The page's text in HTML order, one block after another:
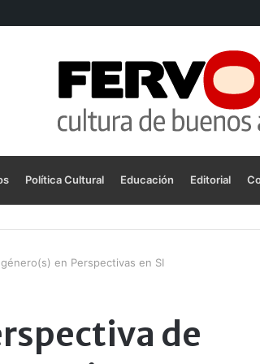
Política Cultural Educación Editorial
en Perspectivas en SI
de